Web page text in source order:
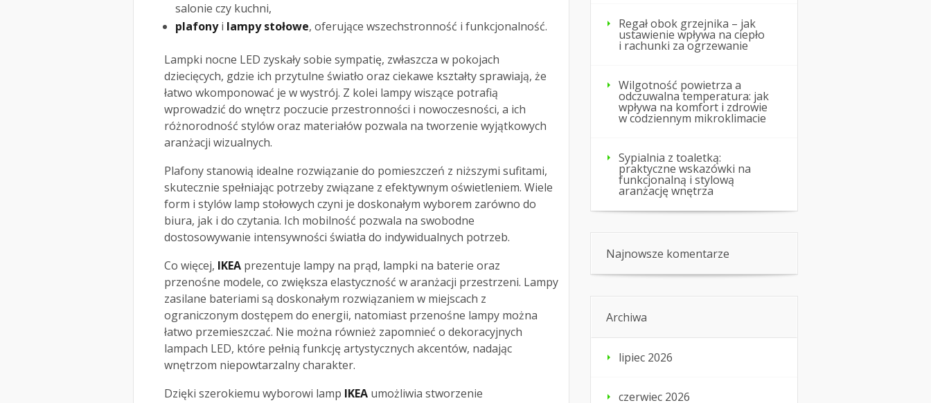
salonie czy kuchni,
plafonyi lampy stołowe, oferujące wszechstronność i funkcjonalność.
Lampki nocne LED zyskały sobie sympatię, zwłaszcza w pokojach
dziecięcych, gdzie ich przytulne światło oraz ciekawe kształty sprawiają, że
łatwo wkomponować je w wystrój. Z kolei lampy wiszące potrafią
wprowadzić do wnętrz poczucie przestronności i nowoczesności, a ich
różnorodność stylów oraz materiałów pozwala na tworzenie wyjątkowych
aranżacji wizualnych.
Plafony stanowią idealne rozwiązanie do pomieszczeń z niższymi sufitami,
skutecznie spełniając potrzeby związane z efektywnym oświetleniem. Wiele
form i stylów lamp stołowych czyni je doskonałym wyborem zarówno do
biura, jak i do czytania. Ich mobilność pozwala na swobodne
dostosowywanie intensywności światła do indywidualnych potrzeb.
Co więcej, IKEA prezentuje lampy na prąd, lampki na baterie oraz
przenośne modele, co zwiększa elastyczność w aranżacji przestrzeni. Lampy
zasilane bateriami są doskonałym rozwiązaniem w miejscach z
ograniczonym dostępem do energii, natomiast przenośne lampy można
łatwo przemieszczać. Nie można również zapomnieć o dekoracyjnych
lampach LED, które pełnią funkcję artystycznych akcentów, nadając
wnętrzom niepowtarzalny charakter.
Dzięki szerokiemu wyborowi lamp IKEA umożliwia stworzenie
Regał obok grzejnika – jak
ustawienie wpływa na ciepło
i rachunki za ogrzewanie
Wilgotność powietrza a
odczuwalna temperatura: jak
wpływa na komfort i zdrowie
w codziennym mikroklimacie
Sypialnia z toaletką:
praktyczne wskazówki na
funkcjonalną i stylową
aranżację wnętrza
Najnowsze komentarze
Archiwa
lipiec 2026
czerwiec 2026